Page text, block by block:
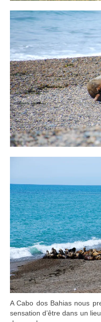
A Cabo dos Bahias nous
sensation d’être dans un